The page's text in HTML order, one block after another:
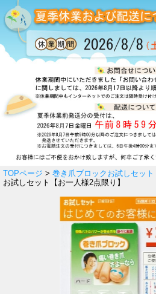
TOPページ > 巻き爪ブロックお試しセット
お試しセット【お一人様2点限り】